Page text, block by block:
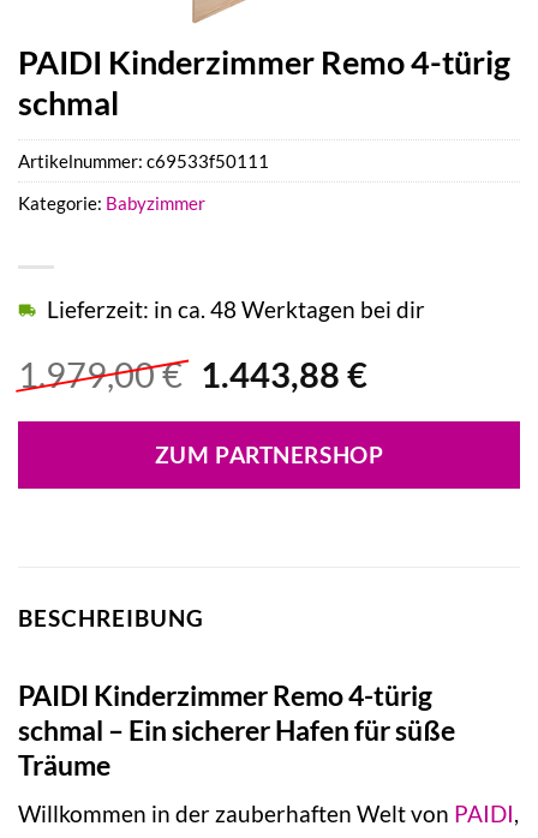
PAIDI Kinderzimmer Remo 4-türig
schmal
1.979,00€ Ursprünglicher
war:
1.979,00 €
1.443,88 €Aktueller
ist:
1.443,88
Lieferzeit: in ca. 48 Werktagen bei dir
ZUM PARTNERSHOP
Artikelnummer: c69533f50111
Kategorie: Babyzimmer
BESCHREIBUNG
PAIDI Kinderzimmer Remo 4-türig
schmal – Ein sicherer Hafen für süße
Träume
Willkommen in der zauberhaften Welt von PAIDI,